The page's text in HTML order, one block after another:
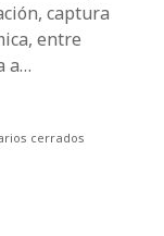
captura
entre
a…
cerrados